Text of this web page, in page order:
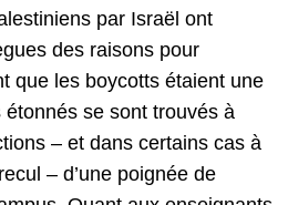
par Israël ont
des raisons pour
que les boycotts étaient une
se sont trouvés à
– et dans certains cas à
– d’une poignée de